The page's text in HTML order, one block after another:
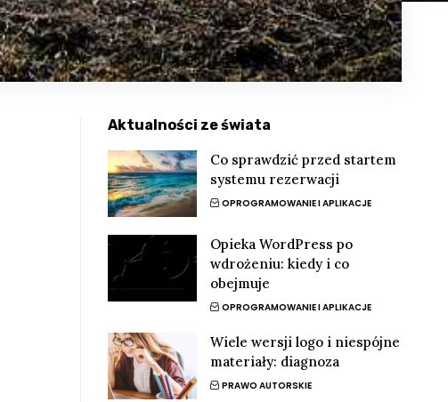
Aktualności ze świata
Co sprawdzić przed startem
systemu rezerwacji
OPROGRAMOWANIE I APLIKACJE
Opieka WordPress po
wdrożeniu: kiedy i co
obejmuje
OPROGRAMOWANIE I APLIKACJE
Wiele wersji logo i niespójne
materiały: diagnoza
PRAWO AUTORSKIE